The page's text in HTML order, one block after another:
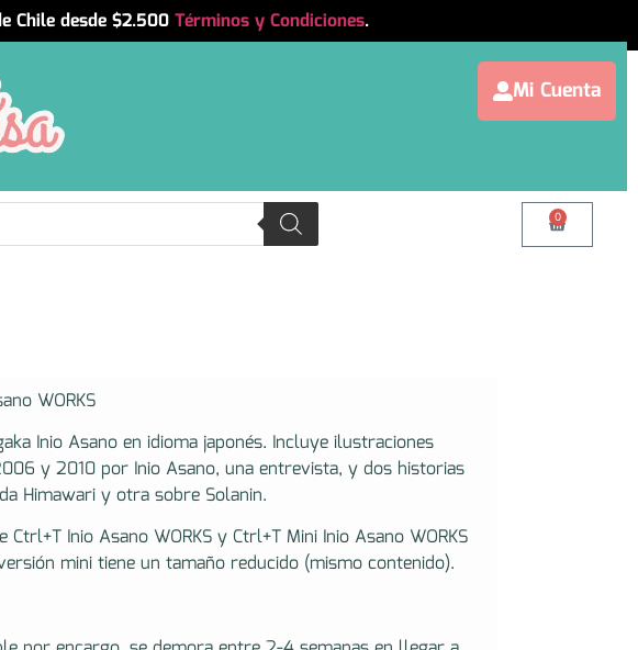
Chile desde $2.500 Términos y Condiciones.
Mi Cuenta
0
WORKS
Inio Asano en idioma japonés. Incluye ilustraciones
y 2010 por Inio Asano, una entrevista, y dos historias
Himawari y otra sobre Solanin.
Ctrl+T Inio Asano WORKS y Ctrl+T Mini Inio Asano WORKS
mini tiene un tamaño reducido (mismo contenido).